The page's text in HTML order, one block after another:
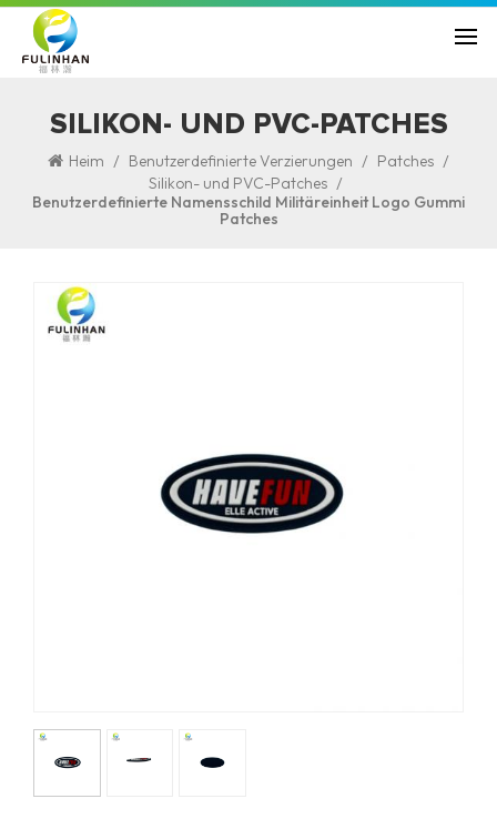
SILIKON- UND PVC-PATCHES
Heim / Benutzerdefinierte Verzierungen / Patches /
Silikon- und PVC-Patches /
Benutzerdefinierte Namensschild Militäreinheit Logo Gummi
Patches